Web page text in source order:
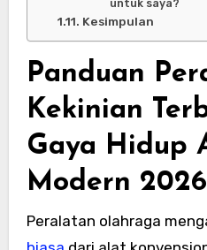
untuk saya?
Kesimpulan
Panduan
Kekinian
Gaya Hidup
Modern 2026
Peralatan olahraga